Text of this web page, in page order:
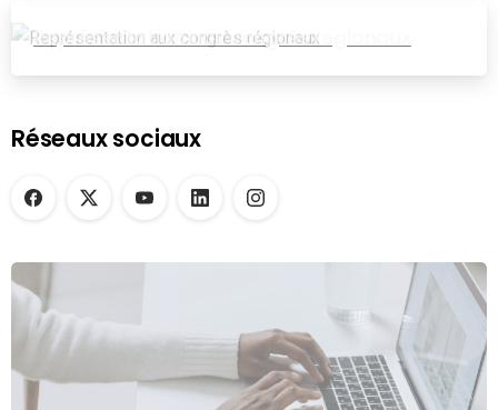
Représentation aux congrès régionaux
Réseaux sociaux